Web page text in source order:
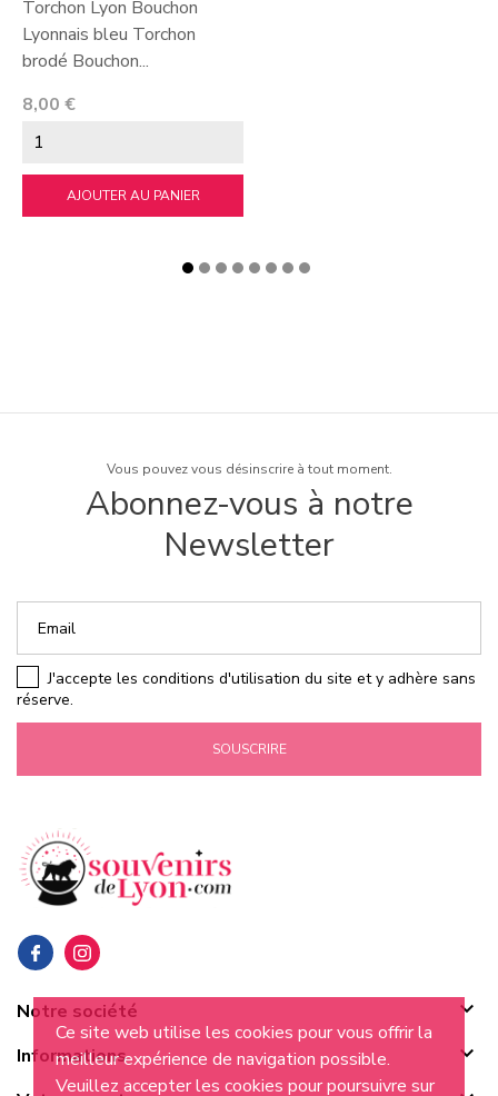
Ce site web utilise les cookies pour vous offrir la
meilleur expérience de navigation possible.
Veuillez accepter les cookies pour poursuivre sur
Torchon Lyon Bouchon
Lyonnais bleu Torchon
brodé Bouchon...
Prix
8,00 €
AJOUTER AU PANIER
Vous pouvez vous désinscrire à tout moment.
Abonnez-vous à notre
Newsletter
SOUSCRIRE
J'accepte les conditions d'utilisation du site et y adhère sans
réserve.
Notre société 
Informations 